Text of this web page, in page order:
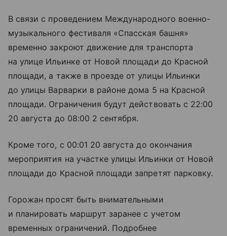
В связи с проведением Международного военно-
музыкального фестиваля «Спасская башня»
временно закроют движение для транспорта
на улице Ильинке от Новой площади до Красной
площади, а также в проезде от улицы Ильинки
до улицы Варварки в районе дома 5 на Красной
площади. Ограничения будут действовать с 22:00
20 августа до 08:00 2 сентября.
Кроме того, с 00:01 20 августа до окончания
мероприятия на участке улицы Ильинки от Новой
площади до Красной площади запретят парковку.
Горожан просят быть внимательными
и планировать маршрут заранее с учетом
временных ограничений. Подробнее